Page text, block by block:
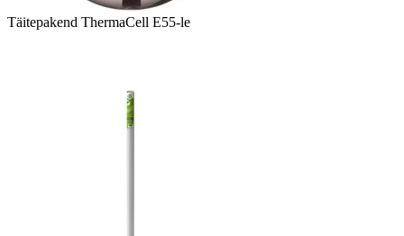
Täitepakend ThermaCell E55-le